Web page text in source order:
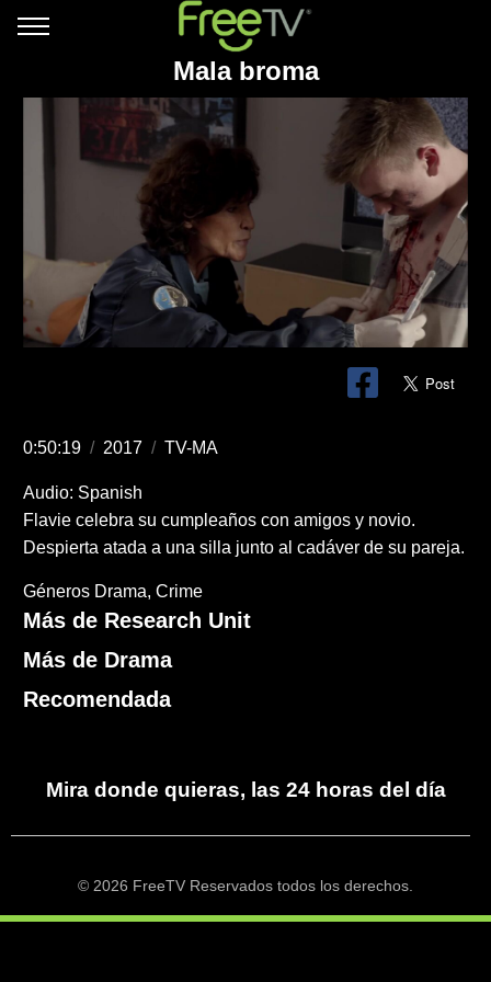
Mala broma
0:50:19 / 2017 / TV-MA
Audio: Spanish
Flavie celebra su cumpleaños con amigos y novio.
Despierta atada a una silla junto al cadáver de su pareja.
Géneros Drama Crime
Más de Research Unit
Más de Drama
Recomendada
Mira donde quieras, las 24 horas del día
© 2026 FreeTV Reservados todos los derechos.